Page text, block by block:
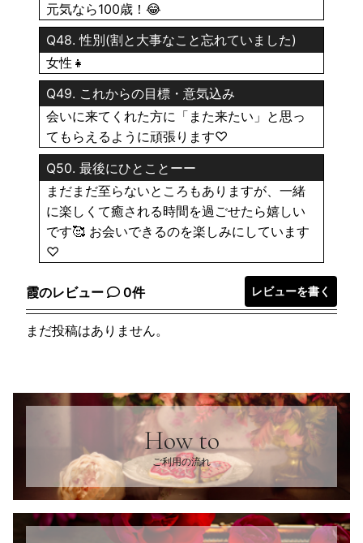
元気なら100歳！😂
Q48. 性別(割と大事なこと忘れていました)
女性👧
Q49. これからの目標・意気込み
会いに来てくれた方に「また来たい」と思っ
てもらえるように頑張ります♡
Q50. 最後にひとことーー
まだまだ至らないところもありますが、一緒
に楽しくて癒される時間を過ごせたら嬉しい
です🥰 お会いできるのを楽しみにしています
♡
霞のレビュー 0件 レビューを書く
まだ投稿はありません。
How to
ご利用の流れ